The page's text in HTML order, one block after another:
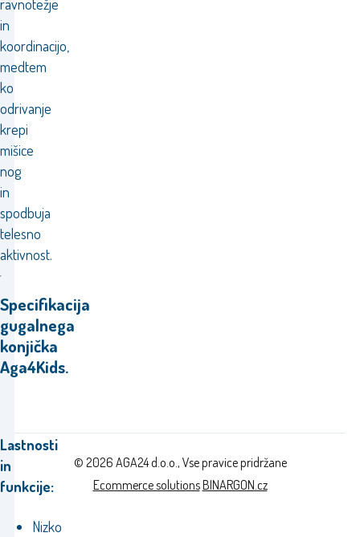
ravnotežje
in
koordinacijo,
medtem
ko
odrivanje
krepi
mišice
nog
in
spodbuja
telesno
aktivnost.
Specifikacija
gugalnega
konjička
Aga4Kids.
Lastnosti
in
funkcije:
Nizko
© 2026 AGA24 d.o.o., Vse pravice pridržane
Ecommerce solutionsBINARGON.cz